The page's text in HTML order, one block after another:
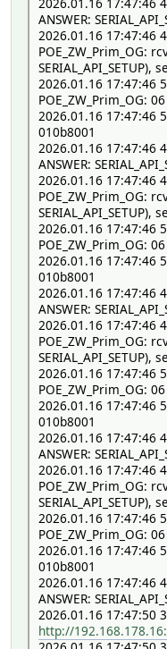
ANSWER:
2026.01.16 17:47:46
POE_ZW_Prim_OG:
SERIAL_API_SETUP),
2026.01.16 17:47:46
POE_ZW_Prim_OG: 06
2026.01.16 17:47:46
010b8001
2026.01.16 17:47:46
ANSWER:
2026.01.16 17:47:46
POE_ZW_Prim_OG:
SERIAL_API_SETUP),
2026.01.16 17:47:46
POE_ZW_Prim_OG: 06
2026.01.16 17:47:46
010b8001
2026.01.16 17:47:46
ANSWER:
2026.01.16 17:47:46
POE_ZW_Prim_OG:
SERIAL_API_SETUP),
2026.01.16 17:47:46
POE_ZW_Prim_OG: 06
2026.01.16 17:47:46
010b8001
2026.01.16 17:47:46
ANSWER:
2026.01.16 17:47:46
POE_ZW_Prim_OG:
SERIAL_API_SETUP),
2026.01.16 17:47:46
POE_ZW_Prim_OG: 06
2026.01.16 17:47:46
010b8001
2026.01.16 17:47:46
ANSWER:
2026.01.16 17:47:50
http://